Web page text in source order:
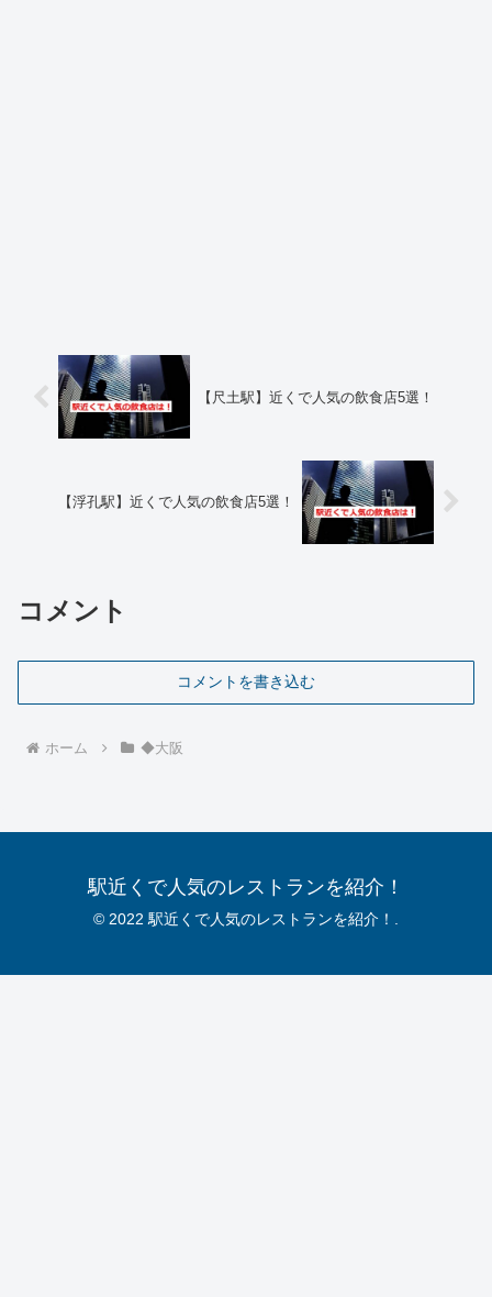
【尺土駅】近くで人気の飲食店5選！
【浮孔駅】近くで人気の飲食店5選！
コメント
コメントを書き込む
ホーム ◆大阪
駅近くで人気のレストランを紹介！
© 2022 駅近くで人気のレストランを紹介！.